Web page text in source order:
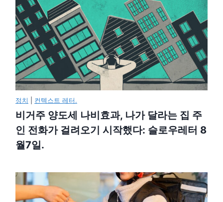
정치 컨텍스트 레터.
비거주 양도세 나비효과, 나가 달라는 집 주
인 전화가 걸려오기 시작했다: 슬로우레터 8
월7일.